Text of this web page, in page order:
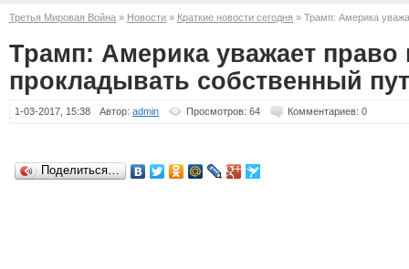
Третья Мировая Война » Новости » Краткие новости сегодня » Трамп: Америка
собственный путь
Трамп: Америка уважает право
прокладывать собственный
1-03-2017, 15:38 Автор: admin Просмотров: 64 Комментариев: 0
Поделиться…